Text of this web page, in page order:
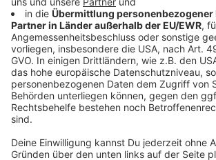
Akzeptieren
powered byUsercentrics
Management Platform
zaubert Nelson Müller ein typisches
Gericht - den "Jollof Rice".
Anzeige
Die Hähnchenschenkel würzen,
anschwitzen. Den Reis gründlich